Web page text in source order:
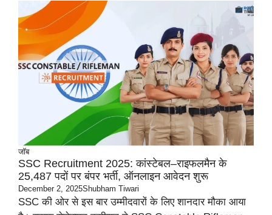
जॉब
SSC Recruitment 2025: कांस्टेबल–राइफलमैन के
25,487 पदों पर बंपर भर्ती, ऑनलाइन आवेदन शुरू
December 2, 2025Shubham Tiwari
SSC की ओर से इस बार उम्मीदवारों के लिए शानदार मौका आया